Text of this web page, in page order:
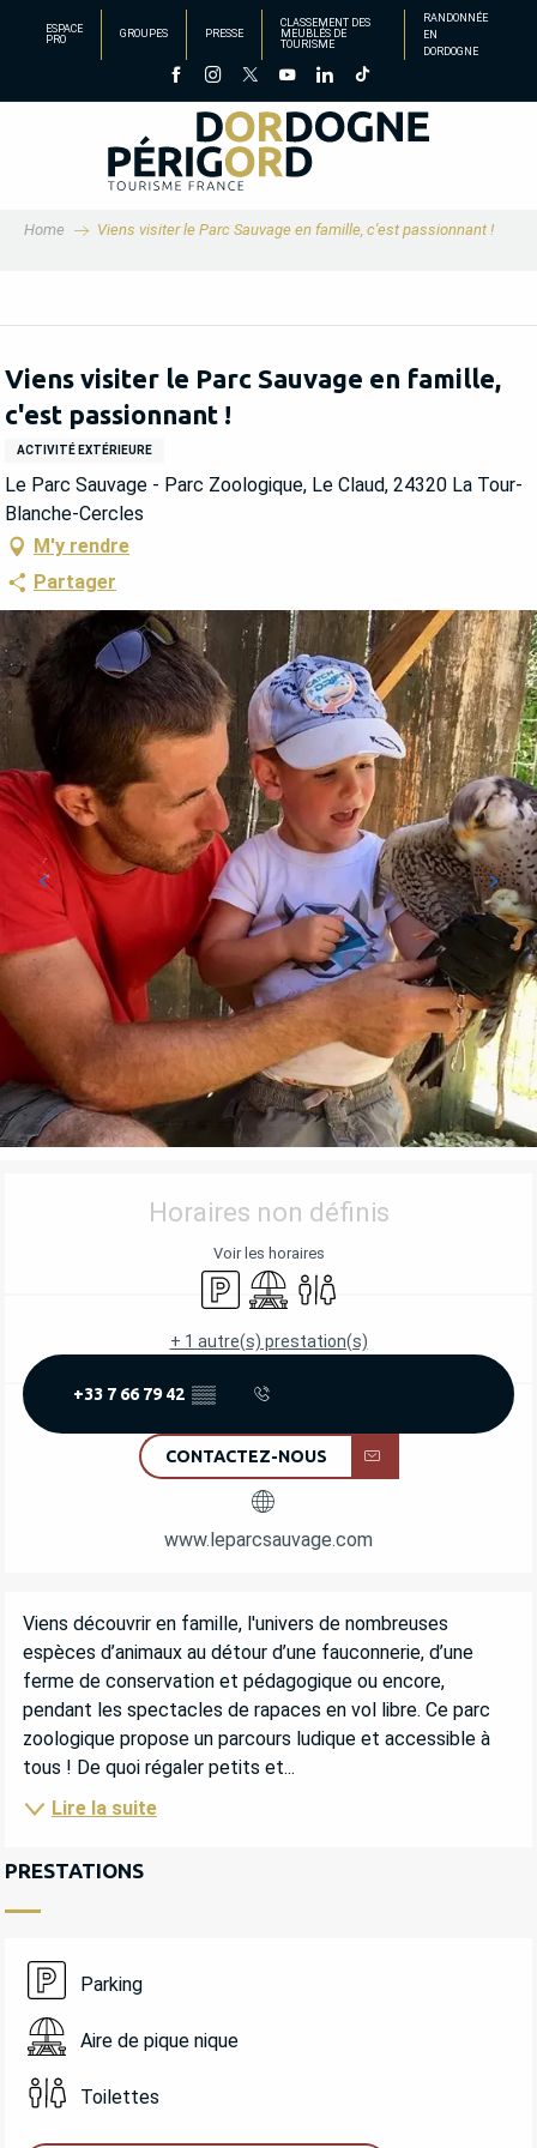
principal
ESPACE
PRO
GROUPES PRESSE
CLASSEMENT DES
MEUBLÉS DE
TOURISME
RANDONNÉE
EN
DORDOGNE
Home Viens visiter le Parc Sauvage en famille, c'est passionnant !
Viens visiter le Parc Sauvage en famille,
c'est passionnant !
ACTIVITÉ EXTÉRIEURE
Le Parc Sauvage - Parc Zoologique, Le Claud, 24320 La Tour-
Blanche-Cercles
M'y rendre
Partager
OUVERTURE ET COORDONNÉES
Horaires non définis
Voir les horaires
ParkingAire de pique nique
Toilettes
+ 1 autre(s) prestation(s)
+33 7 66 79 42 ▒▒
CONTACTEZ-NOUS
www.leparcsauvage.com
DESCRIPTION
Viens découvrir en famille, l'univers de nombreuses
espèces d’animaux au détour d’une fauconnerie, d’une
ferme de conservation et pédagogique ou encore,
pendant les spectacles de rapaces en vol libre. Ce parc
zoologique propose un parcours ludique et accessible à
tous ! De quoi régaler petits et...
Lire la suite
PRESTATIONS
Parking
Aire de pique nique
Toilettes